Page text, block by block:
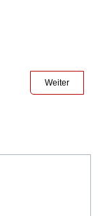
Weiter